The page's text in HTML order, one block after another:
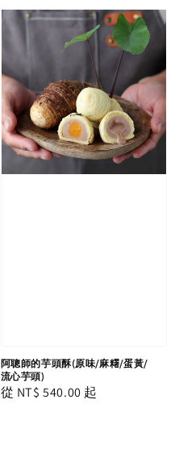
阿聰師的芋頭酥(原味/麻糬/蛋黃/
流心芋頭)
Regular
從 NT$ 540.00 起